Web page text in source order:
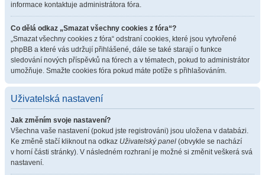
informace kontaktuje administrátora fóra.
Co dělá odkaz „Smazat všechny cookies z fóra“?
„Smazat všechny cookies z fóra“ odstraní cookies, které jsou vytvořené
phpBB a které vás udržují přihlášené, dále se také starají o funkce
sledování nových příspěvků na fórech a v tématech, pokud to administrátor
umožňuje. Smažte cookies fóra pokud máte potíže s přihlašováním.
Uživatelská nastavení
Jak změním svoje nastavení?
Všechna vaše nastavení (pokud jste registrováni) jsou uložena v databázi.
Ke změně stačí kliknout na odkaz Uživatelský panel (obvykle se nachází
v horní části stránky). V následném rozhraní je možné si změnit veškerá svá
nastavení.